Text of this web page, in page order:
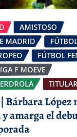
AMISTOSO
MADRID
FÚTBOL
F MOEVE
Bárbara López
y amarga el